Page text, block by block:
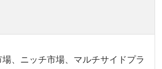
、ニッチ市場、マルチサイドプラ